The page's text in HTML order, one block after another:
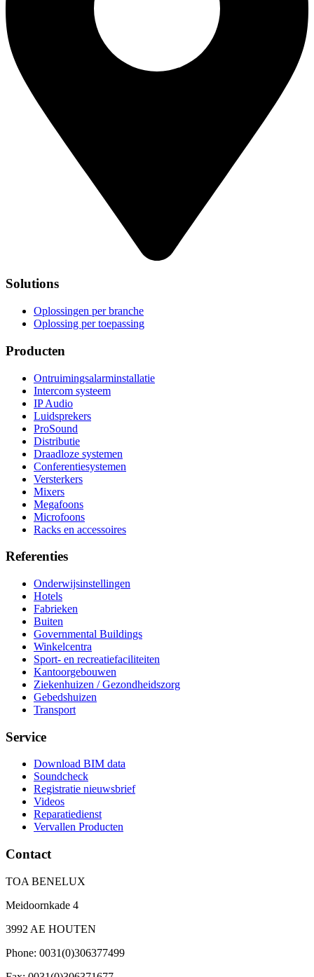
Solutions
Oplossingen per branche
Oplossing per toepassing
Producten
Ontruimingsalarminstallatie
Intercom systeem
IP Audio
Luidsprekers
ProSound
Distributie
Draadloze systemen
Conferentiesystemen
Versterkers
Mixers
Megafoons
Microfoons
Racks en accessoires
Referenties
Onderwijsinstellingen
Hotels
Fabrieken
Buiten
Governmental Buildings
Winkelcentra
Sport- en recreatiefaciliteiten
Kantoorgebouwen
Ziekenhuizen / Gezondheidszorg
Gebedshuizen
Transport
Service
Download BIM data
Soundcheck
Registratie nieuwsbrief
Videos
Reparatiedienst
Vervallen Producten
Contact
TOA BENELUX
Meidoornkade 4
3992 AE HOUTEN
Phone: 0031(0)306377499